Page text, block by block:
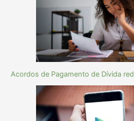
Acordos de Pagamento de Dívida